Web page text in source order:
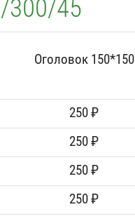
300/45
Оголовок 150*150
250 ₽
250 ₽
250 ₽
250 ₽